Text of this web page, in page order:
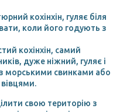
кохінхін, гуляє біля
коли його годують з
кохінхін, самий
дуже ніжний, гуляє і
з морськими свинками або
свою територію з